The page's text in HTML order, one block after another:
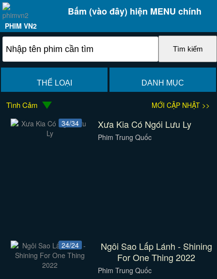
Bấm (vào đây) hiện MENU chính
PHIM VN2
THỂ LOẠI DANH MỤC
Tình Cảm
MỚI CẬP NHẬT >>
34/34
Xưa Kia Có Ngói Lưu Ly
Phim Trung Quốc
24/24
Ngôi Sao Lấp Lánh - Shining
For One Thing 2022
Phim Trung Quốc